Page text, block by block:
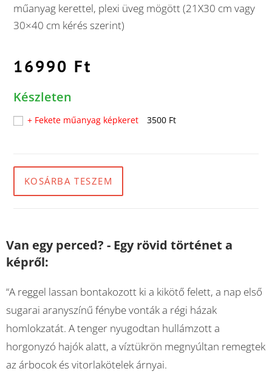
műanyag kerettel, plexi üveg mögött (21X30 cm vagy
30×40 cm kérés szerint)
16990 Ft
Készleten
+ Fekete műanyag képkeret 3500 Ft
KOSÁRBA TESZEM
Van egy perced? - Egy rövid történet a
képről:
“A reggel lassan bontakozott ki a kikötő felett, a nap első
sugarai aranyszínű fénybe vonták a régi házak
homlokzatát. A tenger nyugodtan hullámzott a
horgonyzó hajók alatt, a víztükrön megnyúltan remegtek
az árbocok és vitorlakötelek árnyai.